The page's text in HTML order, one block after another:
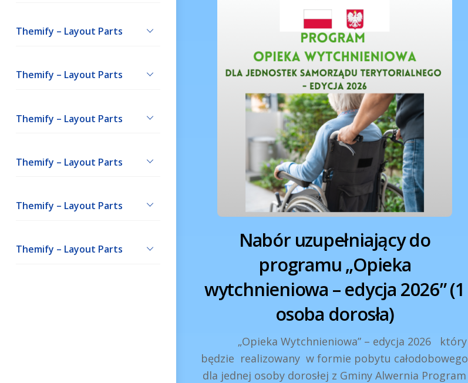
Themify – Layout Parts
Themify – Layout Parts
Themify – Layout Parts
Themify – Layout Parts
Themify – Layout Parts
Themify – Layout Parts
Nabór uzupełniający do
programu „Opieka
wytchnieniowa – edycja 2026” (1
osoba dorosła)
„Opieka Wytchnieniowa” – edycja 2026 który
będzie realizowany w formie pobytu całodobowego
dla jednej osoby dorosłej z Gminy Alwernia Program